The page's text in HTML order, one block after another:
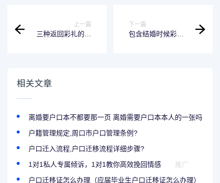
上一篇
三种返回彩礼的规
下一篇
包含结婚时候彩礼
相关文章
离婚要户口本不都要那一页 离婚需要户口本本人的一张吗
户籍管理规定,周口市户口管理条例?
户口迁入流程,户口迁移流程详细步骤?
1对1私人专属倾诉，1对1教你高效挽回情感
推广
户口迁移证怎么办理（应届毕业生户口迁移证怎么办理）